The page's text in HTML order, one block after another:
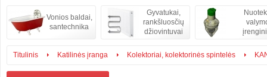
Vonios baldai,
santechnika
Gyvatukai,
rankšluosčių
džiovintuvai
Titulinis Katilinės įranga Kolektoriai, kolektorinės spintelės